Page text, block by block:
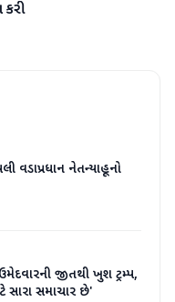
કરી
વડાપ્રધાન નેતન્યાહૂનો
જીતથી ખુશ ટ્રમ્પ,
સારા સમાચાર છે'